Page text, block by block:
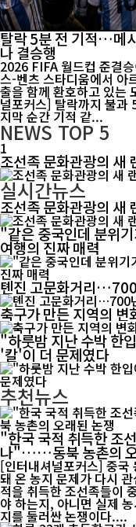
탈락 5분 전 기적…메
나 결승행
2026 FIFA 월드컵 준결
스-벤츠 스타디움에서 아
출을 함께 환호하고 있는 모
널포커스] 탈락까지 불과
지막 순간 기적 같...
NEWS TOP 5
1
조선족 문화관광의 새
실시간뉴스
조선족 문화관광의 새
"같은 중국인데 분위
여행의 진짜 매력
톈진 고문화거리…700
축구가 만든 지역의
"하룻밤 지난 수박 한
'칼'이 더 문제였다
추천뉴스
"한국 국적 취득한 조
나"……동북 농촌의
[인터내셔널포커스] 중국
돼 온 농지 문제가 다시
적을 취득한 조선족들이
야 하는지, 아니면 실제
지를 둘러싼 논쟁이다....